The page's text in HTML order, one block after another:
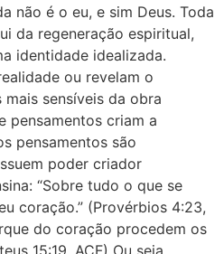
não é o eu, e sim Deus. Toda
da regeneração espiritual,
identidade idealizada.
ou revelam o
sensíveis da obra
pensamentos criam a
pensamentos são
poder criador
“Sobre tudo o que se
coração.” (Provérbios 4:23,
do coração procedem os
15:19, ACF) Ou seja,